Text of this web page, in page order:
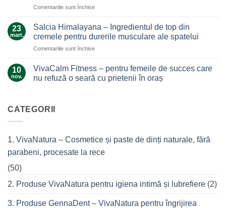
nu
lasă
la…
ne
durerile
Comentariile sunt închisepentru
secrete
ascunde
masca
antiacneică
argilă
23
mart.
Salcia Himalayana – Ingredientul de top din
cremele pentru durerile musculare ale spatelui
Comentariile sunt închisepentru
Himalayana
Ingredientul
musculare
ale
10
nov.
VivaCalm Fitness – pentru femeile de succes care
nu refuză o seară cu prietenii în oraș
VivaCalm
Fitness
de
care
seară
cu
în
oraș
CATEGORII
1. VivaNatura – Cosmetice și paste de dinți naturale, fără
parabeni, procesate la rece
(50)
2. Produse VivaNatura pentru igiena intimă și lubrefiere (2)
3. Produse GennaDent – VivaNatura pentru îngrijirea